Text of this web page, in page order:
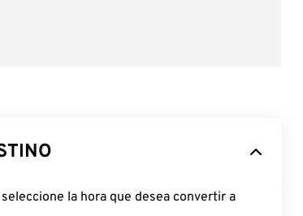
la hora que desea convertir a